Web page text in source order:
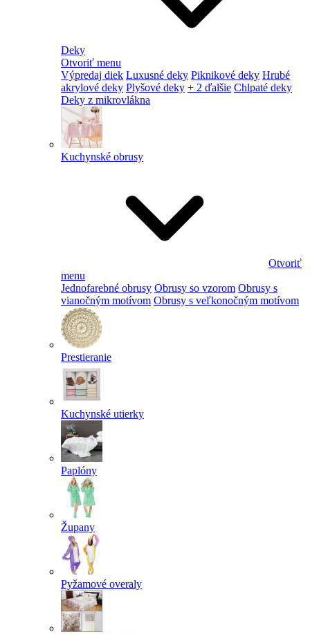
Deky
Otvoriť menu
Výpredaj diek Luxusné deky Piknikové deky Hrubé
akrylové deky Plyšové deky + 2 ďalšie Chlpaté deky
Deky z mikrovlákna
Kuchynské obrusy
Otvoriť
menu
Jednofarebné obrusy Obrusy so vzorom Obrusy s
vianočným motívom Obrusy s veľkonočným motívom
Prestieranie
Kuchynské utierky
Paplóny
Župany
Pyžamové overaly